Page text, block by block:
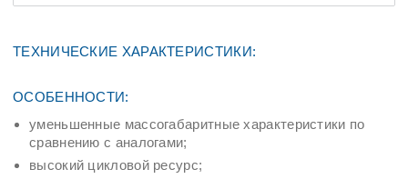
ТЕХНИЧЕСКИЕ ХАРАКТЕРИСТИКИ:
ОСОБЕННОСТИ:
уменьшенные массогабаритные характеристики по
сравнению с аналогами;
высокий цикловой ресурс;